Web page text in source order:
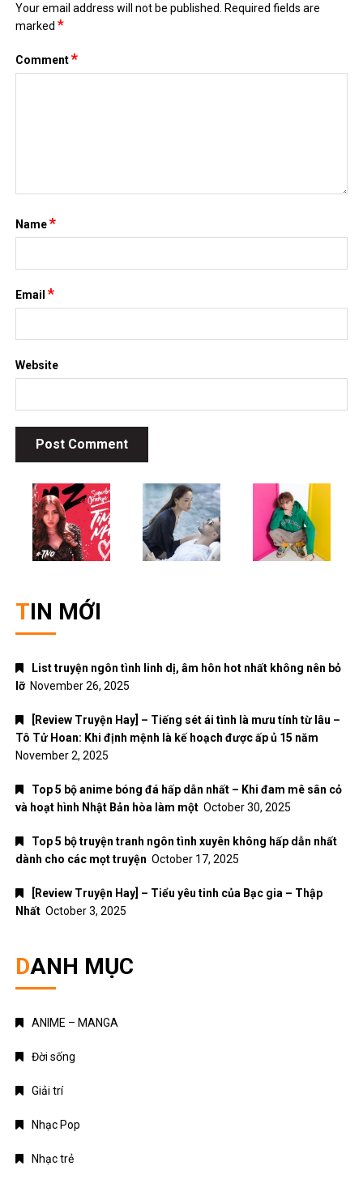
Your email address will not be published.
Required fields are
marked*
Comment*
Name*
Email*
Website
TIN MỚI
List truyện ngôn tình linh dị, âm hôn hot nhất không nên bỏ
lỡ November 26, 2025
[Review Truyện Hay] – Tiếng sét ái tình là mưu tính từ lâu –
Tô Tử Hoan: Khi định mệnh là kế hoạch được ấp ủ 15 năm
November 2, 2025
Top 5 bộ anime bóng đá hấp dẫn nhất – Khi đam mê sân cỏ
và hoạt hình Nhật Bản hòa làm một October 30, 2025
Top 5 bộ truyện tranh ngôn tình xuyên không hấp dẫn nhất
dành cho các mọt truyện October 17, 2025
[Review Truyện Hay] – Tiểu yêu tinh của Bạc gia – Thập
Nhất October 3, 2025
DANH MỤC
ANIME – MANGA
Đời sống
Giải trí
Nhạc Pop
Nhạc trẻ